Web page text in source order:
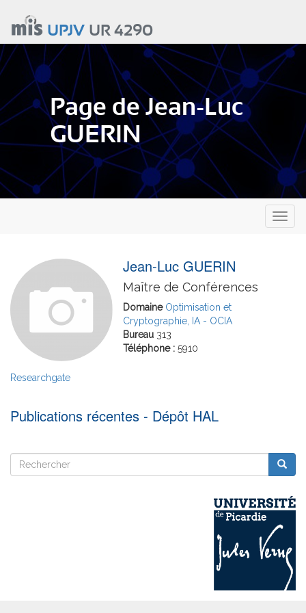
contenu
principal
UPJVUR 4290
Page de Jean-Luc
GUERIN
Jean-Luc GUERIN
Maître de Conférences
Domaine Optimisation et
Cryptographie, IA - OCIA
Bureau 313
Téléphone : 5910
Researchgate
Publications récentes - Dépôt HAL
Rechercher
Rechercher